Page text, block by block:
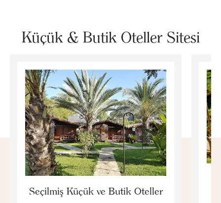
Küçük & Butik Oteller Sitesi
Seçilmiş Küçük ve Butik Oteller